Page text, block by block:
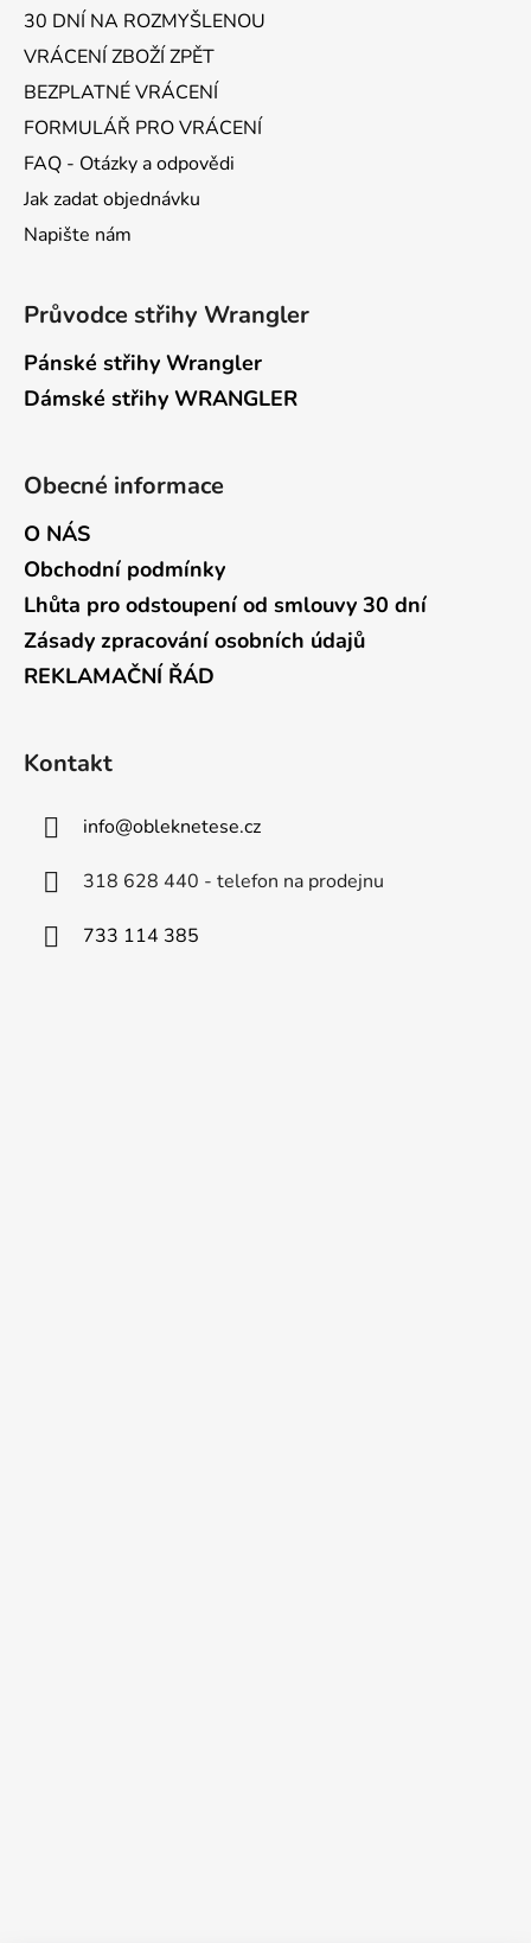
30 DNÍ NA ROZMYŠLENOU
VRÁCENÍ ZBOŽÍ ZPĚT
BEZPLATNÉ VRÁCENÍ
FORMULÁŘ PRO VRÁCENÍ
FAQ - Otázky a odpovědi
Jak zadat objednávku
Napište nám
Průvodce střihy Wrangler
Pánské střihy Wrangler
Dámské střihy WRANGLER
Obecné informace
O NÁS
Obchodní podmínky
Lhůta pro odstoupení od smlouvy 30 dní
Zásady zpracování osobních údajů
REKLAMAČNÍ ŘÁD
Kontakt
info@obleknetese.cz
318 628 440 - telefon na prodejnu
733 114 385